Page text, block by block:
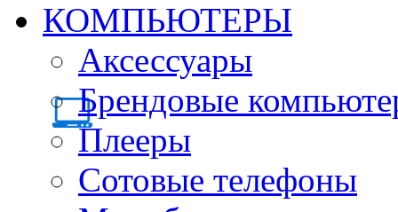
КОМПЬЮТЕРЫ
Аксессуары
Брендовые
Плееры
Сотовые телефоны